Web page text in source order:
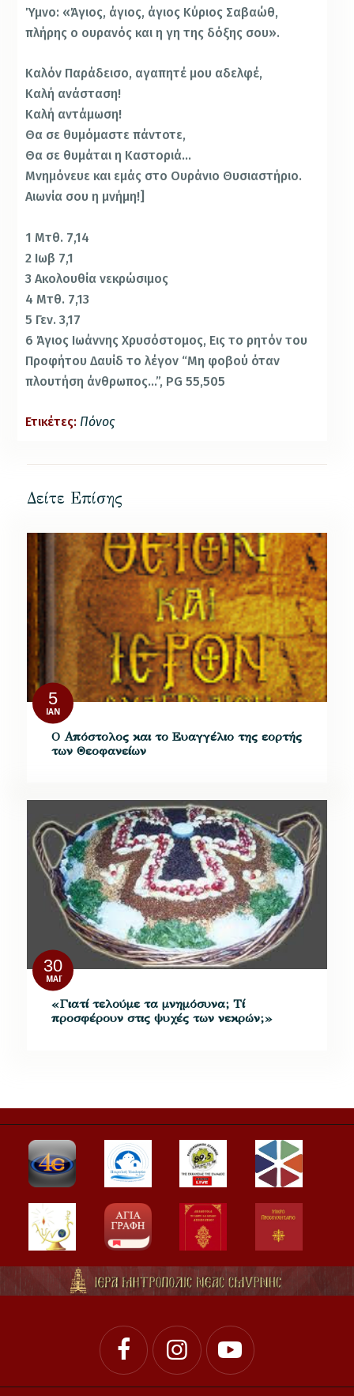
Ύμνο: «Άγιος, άγιος, άγιος Κύριος Σαβαώθ,
πλήρης ο ουρανός και η γη της δόξης σου».
Καλόν Παράδεισο, αγαπητέ μου αδελφέ,
Καλή ανάσταση!
Καλή αντάμωση!
Θα σε θυμόμαστε πάντοτε,
Θα σε θυμάται η Καστοριά…
Μνημόνευε και εμάς στο Ουράνιο Θυσιαστήριο.
Αιωνία σου η μνήμη!]
1 Μτθ. 7,14
2 Ιωβ 7,1
3 Ακολουθία νεκρώσιμος
4 Μτθ. 7,13
5 Γεν. 3,17
6 Άγιος Ιωάννης Χρυσόστομος, Εις το ρητόν του
Προφήτου Δαυίδ το λέγον “Μη φοβού όταν
πλουτήση άνθρωπος…”, PG 55,505
Ετικέτες: Πόνος
Δείτε Επίσης
5
ΙΑΝ
Ο Απόστολος και το Ευαγγέλιο της εορτής
των Θεοφανείων
30
ΜΆΙ
«Γιατί τελούμε τα μνημόσυνα; Τί
προσφέρουν στις ψυχές των νεκρών;»